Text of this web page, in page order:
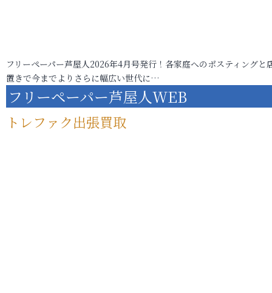
フリーペーパー芦屋人2026年4月号発行！各家庭へのポスティングと
置きで今までよりさらに幅広い世代に…
フリーペーパー芦屋人WEB
トレファク出張買取